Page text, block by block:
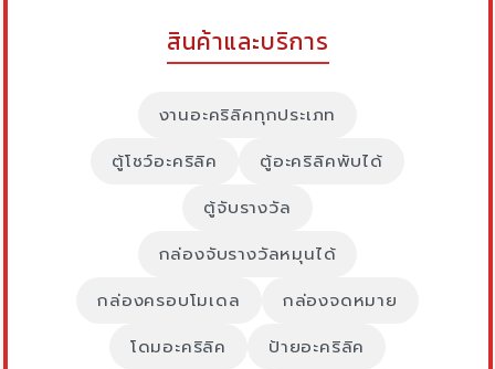
สินค้าและบริการ
งานอะคริลิคทุกประเภท
ตู้โชว์อะคริลิค
ตู้อะคริลิคพับได้
ตู้จับรางวัล
กล่องจับรางวัลหมุนได้
กล่องครอบโมเดล
กล่องจดหมาย
โดมอะคริลิค
ป้ายอะคริลิค